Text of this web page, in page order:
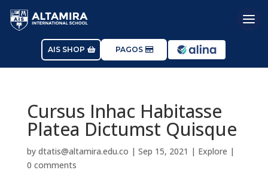
AIS SHOP PAGOS
Cursus Inhac Habitasse
Platea Dictumst Quisque
by dtatis@altamira.edu.co | Sep 15, 2021 | Explore |
0 comments